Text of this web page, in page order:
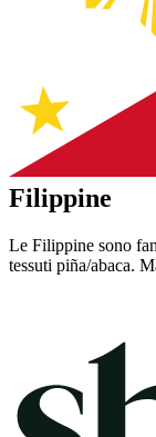
Filippine
Le Filippine sono
tessuti piña/abaca.